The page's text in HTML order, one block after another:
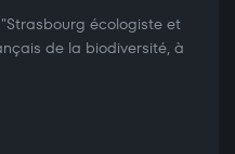
écologiste et
de la biodiversité, à